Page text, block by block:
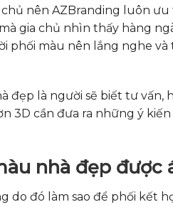
nên AZBranding luôn
gia chủ nhìn thấy hàng
phối màu nên lắng nghe
đẹp là người sẽ biết tư
3D cần đưa ra những ý
nhà đẹp được
do đó làm sao để phối